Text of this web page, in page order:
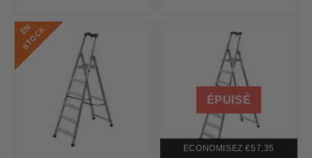
E
N
S
T
O
C
K
ÉPUISÉ
ECONOMISEZ €57,35